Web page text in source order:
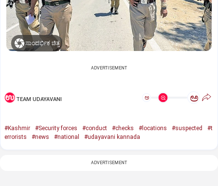
ಸಾಂದರ್ಭಿಕ ಚಿತ್ರ
ADVERTISEMENT
TEAM UDAYAVANI ಅ ಅ
#Kashmir #Security forces #conduct #checks #locations #suspected
#t
errorists
#news #national #udayavani kannada
ADVERTISEMENT